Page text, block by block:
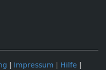
Impressum Hilfe